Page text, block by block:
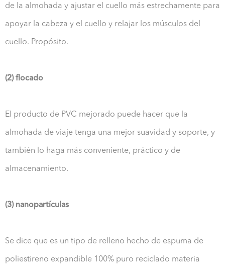
de la almohada y ajustar el cuello más estrechamente para
apoyar la cabeza y el cuello y relajar los músculos del
cuello. Propósito.
(2) flocado
El producto de PVC mejorado puede hacer que la
almohada de viaje tenga una mejor suavidad y soporte, y
también lo haga más conveniente, práctico y de
almacenamiento.
(3) nanopartículas
Se dice que es un tipo de relleno hecho de espuma de
poliestireno expandible 100% puro reciclado materia